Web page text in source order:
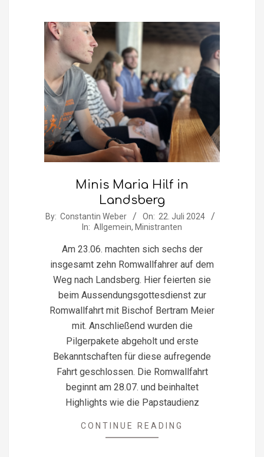
Minis Maria Hilf in
Landsberg
2024-
By: Constantin Weber On: 22. Juli 2024
In: Allgemein, Ministranten
Am 23.06. machten sich sechs der
insgesamt zehn Romwallfahrer auf dem
Weg nach Landsberg. Hier feierten sie
beim Aussendungsgottesdienst zur
Romwallfahrt mit Bischof Bertram Meier
mit. Anschließend wurden die
Pilgerpakete abgeholt und erste
Bekanntschaften für diese aufregende
Fahrt geschlossen. Die Romwallfahrt
beginnt am 28.07. und beinhaltet
Highlights wie die Papstaudienz
CONTINUE READING